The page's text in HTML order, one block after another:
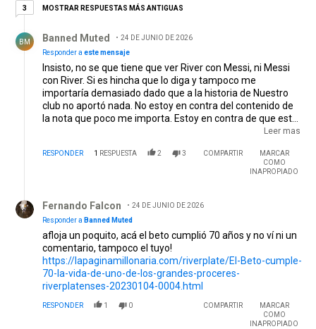
33 respuestas más antiguas
MOSTRAR RESPUESTAS MÁS ANTIGUAS
BM Banned Muted
24 DE JUNIO DE 2026
Responder a este mensaje
Insisto, no se que tiene que ver River con Messi, ni Messi
con River. Si es hincha que lo diga y tampoco me
importaría demasiado dado que a la historia de Nuestro
club no aportó nada. No estoy en contra del contenido de
la nota que poco me importa. Estoy en contra de que esta
nota esté en un medio partidario que con el jugador no
nota parecida, celebrando el cumple del Beto porque ya
que hacen notas de tipos que no jugaron en River. Estimo
Leer mas
RESPONDER 1 RESPUESTA 2 3 COMPARTIR
MARCAR
COMO
INAPROPIADO
Fernando Falcon
24 DE JUNIO DE 2026
Responder a Banned Muted
afloja un poquito, acá el beto cumplió 70 años y no ví ni un
comentario, tampoco el tuyo!
https://lapaginamillonaria.com/riverplate/El-Beto-cumple-
70-la-vida-de-uno-de-los-grandes-proceres-
riverplatenses-20230104-0004.html
RESPONDER 1 0 COMPARTIR
MARCAR
COMO
INAPROPIADO